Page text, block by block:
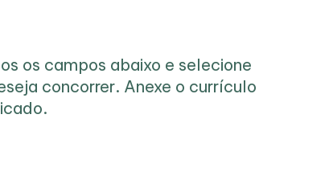
os campos abaixo e selecione
concorrer. Anexe o currículo